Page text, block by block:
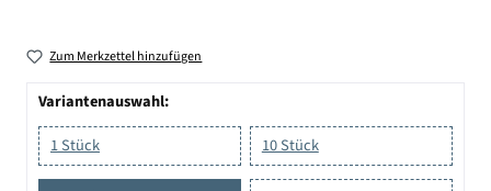
Zum Merkzettel hinzufügen
Variantenauswahl:
1 Stück
10 Stück